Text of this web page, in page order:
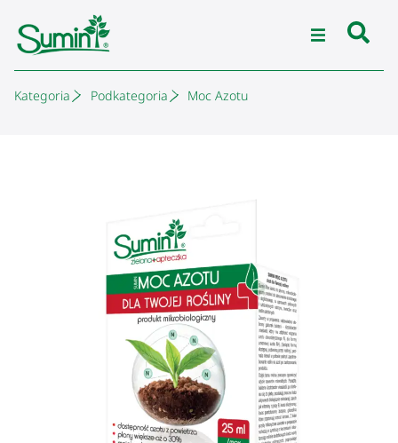
Kategoria Podkategoria Moc Azotu